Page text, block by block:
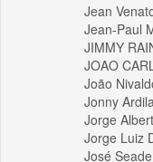
Jean
Jean-Paul
JIMMY
JOAO
João
Jonny
Jorge
Jorge Luiz
José